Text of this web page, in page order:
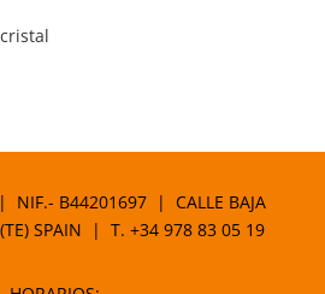
NIF.- B44201697 | CALLE BAJA
(TE) SPAIN | T.+34 978 83 05 19